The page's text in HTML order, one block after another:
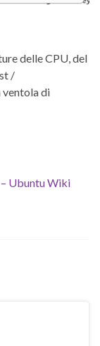
delle CPU, del
/
di
Ubuntu Wiki